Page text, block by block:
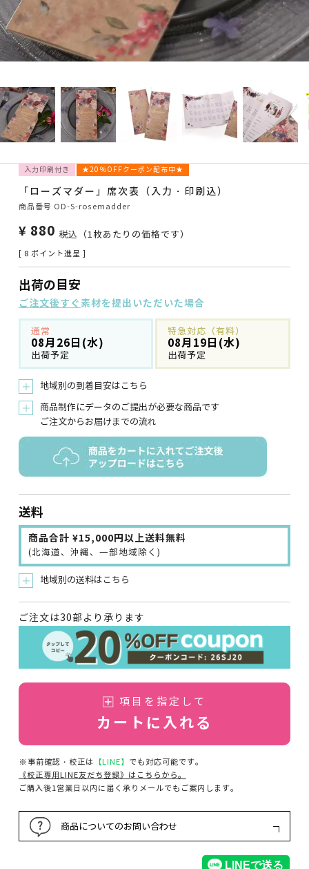
入力印刷付き ★20％OFFクーポン配布中★
「ローズマダー」席次表（入力・印刷込）
商品番号 OD-S-rosemadder
¥ 880 税込 （1枚あたりの価格です）
[ 8 ポイント進呈 ]
出荷の目安
ご注文後すぐ素材を提出いただいた場合
通常
08月26日(水)
出荷予定
特急対応（有料）
08月19日(水)
出荷予定
＋ 地域別の到着目安はこちら
＋
商品制作にデータのご提出が必要な商品です
ご注文からお届けまでの流れ
送料
商品合計 ¥15,000円以上送料無料
(北海道、沖縄、一部地域除く)
＋ 地域別の送料はこちら
ご注文は30部より承ります
項目を指定して
カートに入れる
商品についてのお問い合わせ
※事前確認・校正は 【LINE】 でも対応可能です。
《校正専用LINE友だち登録》はこちらから。
ご購入後1営業日以内に届く承りメールでもご案内します。